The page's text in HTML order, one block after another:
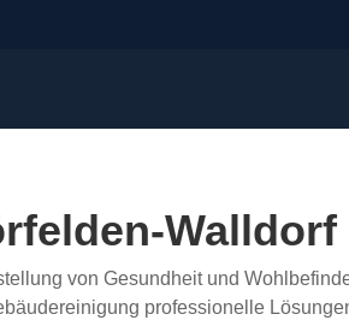
Walldorf
von Gesundheit und
professionelle